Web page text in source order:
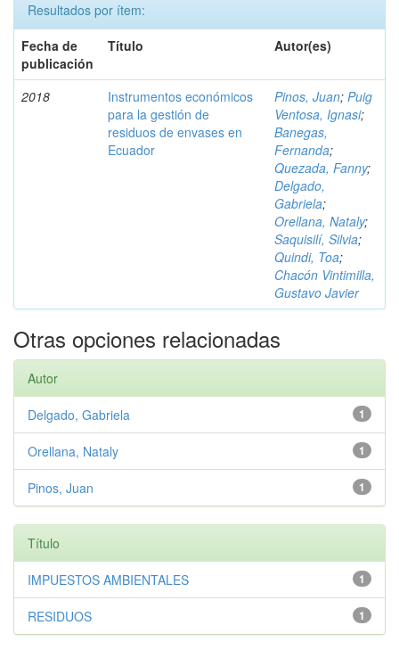
Resultados por ítem:
Fecha de
publicación
Título Autor(es)
2018
Instrumentos económicos
para la gestión de
residuos de envases en
Ecuador
Pinos, Juan; Puig
Ventosa, Ignasi;
Banegas,
Fernanda;
Quezada, Fanny;
Delgado,
Gabriela;
Orellana, Nataly;
Saquisilí, Silvia;
Quindi, Toa;
Chacón Vintimilla,
Gustavo Javier
Otras opciones relacionadas
Autor
1
Delgado, Gabriela
1
Orellana, Nataly
1
Pinos, Juan
Título
1
IMPUESTOS AMBIENTALES
1
RESIDUOS